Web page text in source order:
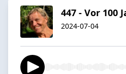
447 - Vor 100
2024-07-04